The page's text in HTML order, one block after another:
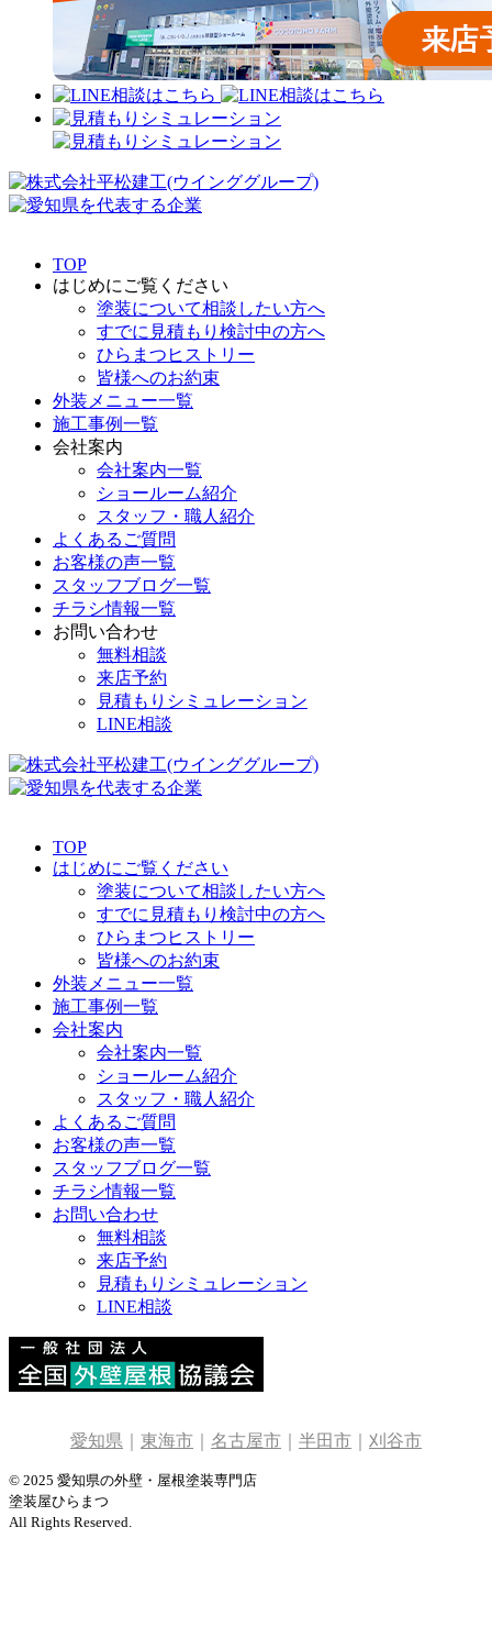
TOP
はじめにご覧ください
塗装について相談したい方へ
すでに見積もり検討中の方へ
ひらまつヒストリー
皆様へのお約束
外装メニュー一覧
施工事例一覧
会社案内
会社案内一覧
ショールーム紹介
スタッフ・職人紹介
よくあるご質問
お客様の声一覧
スタッフブログ一覧
チラシ情報一覧
お問い合わせ
無料相談
来店予約
見積もりシミュレーション
LINE相談
TOP
はじめにご覧ください
塗装について相談したい方へ
すでに見積もり検討中の方へ
ひらまつヒストリー
皆様へのお約束
外装メニュー一覧
施工事例一覧
会社案内
会社案内一覧
ショールーム紹介
スタッフ・職人紹介
よくあるご質問
お客様の声一覧
スタッフブログ一覧
チラシ情報一覧
お問い合わせ
無料相談
来店予約
見積もりシミュレーション
LINE相談
愛知県 東海市 名古屋市 半田市 刈谷市
© 2025 愛知県の外壁・屋根塗装専門店
塗装屋ひらまつ
All Rights Reserved.